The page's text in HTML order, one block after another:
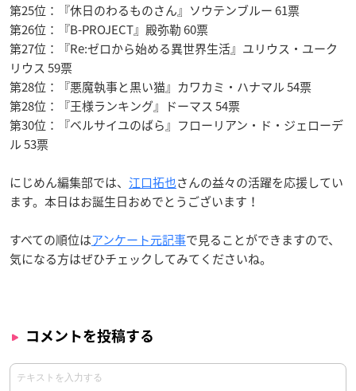
第25位：『休日のわるものさん』ソウテンブルー 61票
第26位：『B-PROJECT』殿弥勒 60票
第27位：『Re:ゼロから始める異世界生活』ユリウス・ユーク
リウス 59票
第28位：『悪魔執事と黒い猫』カワカミ・ハナマル 54票
第28位：『王様ランキング』ドーマス 54票
第30位：『ベルサイユのばら』フローリアン・ド・ジェローデ
ル 53票
にじめん編集部では、 江口拓也さんの益々の活躍を応援してい
ます。本日はお誕生日おめでとうございます！
すべての順位はアンケート元記事で見ることができますので、
気になる方はぜひチェックしてみてくださいね。
コメントを投稿する